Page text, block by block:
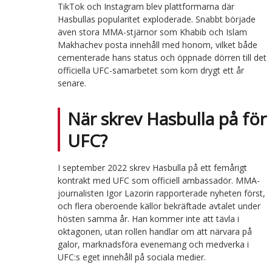
TikTok och Instagram blev plattformarna där
Hasbullas popularitet exploderade. Snabbt började
även stora MMA-stjärnor som Khabib och Islam
Makhachev posta innehåll med honom, vilket både
cementerade hans status och öppnade dörren till det
officiella UFC-samarbetet som kom drygt ett år
senare.
När skrev Hasbulla på för
UFC?
I september 2022 skrev Hasbulla på ett femårigt
kontrakt med UFC som officiell ambassadör. MMA-
journalisten Igor Lazorin rapporterade nyheten först,
och flera oberoende källor bekräftade avtalet under
hösten samma år. Han kommer inte att tävla i
oktagonen, utan rollen handlar om att närvara på
galor, marknadsföra evenemang och medverka i
UFC:s eget innehåll på sociala medier.